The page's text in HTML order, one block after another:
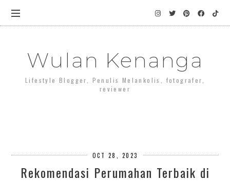
Wulan Kenanga
Lifestyle Blogger, Penulis Melankolis, fotografer,
reviewer
OCT 28, 2023
Rekomendasi Perumahan Terbaik di